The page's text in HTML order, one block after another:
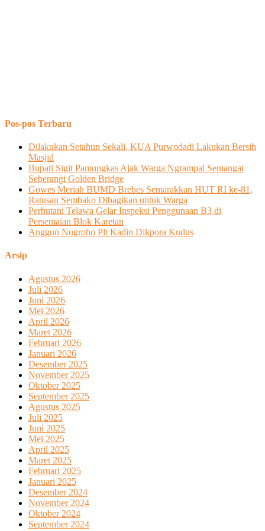
Pos-pos Terbaru
Dilakukan Setahun Sekali, KUA Purwodadi Lakukan Bersih
Masjid
Bupati Sigit Pamungkas Ajak Warga Ngrampal Semangat
Seberangi Golden Bridge
Gowes Meriah BUMD Brebes Semarakkan HUT RI ke-81,
Ratusan Sembako Dibagikan untuk Warga
Perhutani Telawa Gelar Inspeksi Penggunaan B3 di
Persemaian Blok Karetan
Anggun Nugroho Plt Kadin Dikpora Kudus
Arsip
Agustus 2026
Juli 2026
Juni 2026
Mei 2026
April 2026
Maret 2026
Februari 2026
Januari 2026
Desember 2025
November 2025
Oktober 2025
September 2025
Agustus 2025
Juli 2025
Juni 2025
Mei 2025
April 2025
Maret 2025
Februari 2025
Januari 2025
Desember 2024
November 2024
Oktober 2024
September 2024